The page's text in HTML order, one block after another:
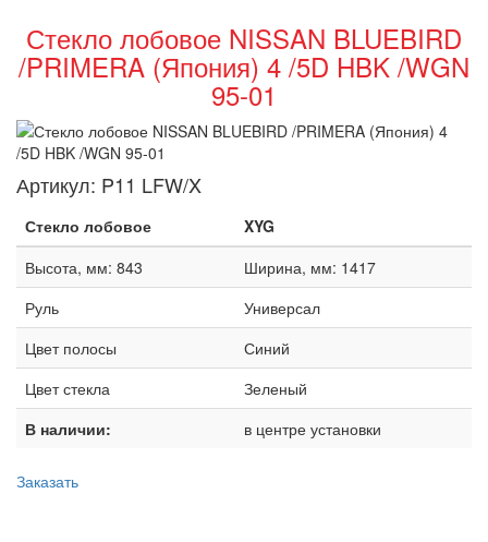
Стекло лобовое NISSAN BLUEBIRD
/PRIMERA (Япония) 4 /5D HBK /WGN
95-01
Артикул: P11 LFW/X
Стекло лобовое
XYG
Высота, мм: 843
Ширина, мм: 1417
Руль
Универсал
Цвет полосы
Синий
Цвет стекла
Зеленый
В наличии:
в центре установки
Заказать